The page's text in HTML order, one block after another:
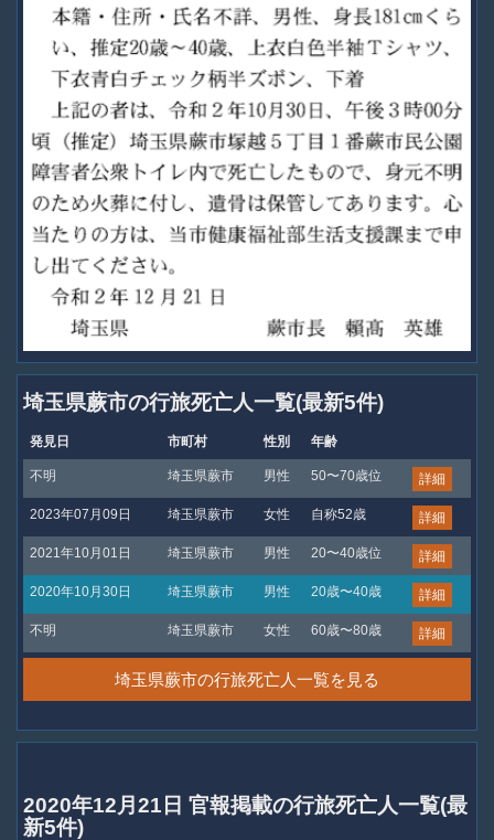
埼玉県蕨市の行旅死亡人一覧(最新5件)
発見日 市町村 性別 年齢
不明 埼玉県蕨市 男性 50〜70歳位 詳細
2023年07月09日 埼玉県蕨市 女性 自称52歳 詳細
2021年10月01日 埼玉県蕨市 男性 20〜40歳位 詳細
2020年10月30日 埼玉県蕨市 男性 20歳〜40歳 詳細
不明 埼玉県蕨市 女性 60歳〜80歳 詳細
埼玉県蕨市の行旅死亡人一覧を見る
2020年12月21日 官報掲載の行旅死亡人一覧(最
新5件)